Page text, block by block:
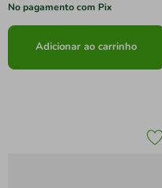
No pagamento com Pix
Adicionar ao carrinho